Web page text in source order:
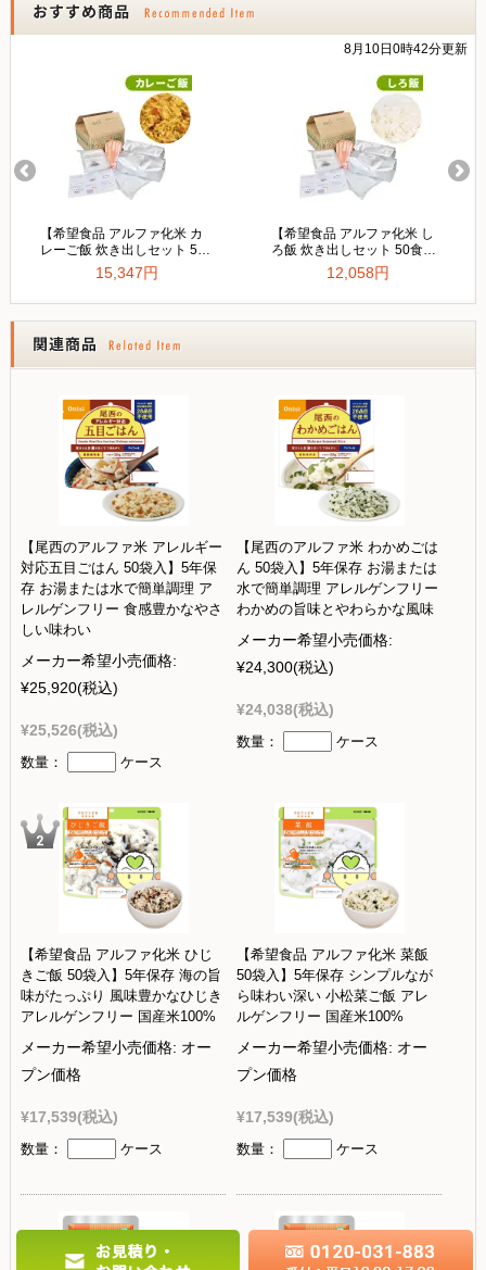
【尾西のアルファ米 アレルギー
対応五目ごはん 50袋入】5年保
存 お湯または水で簡単調理 ア
レルゲンフリー 食感豊かなやさ
しい味わい
メーカー希望小売価格:
¥25,920(税込)
¥25,526(税込)
数量： ケース
【尾西のアルファ米 わかめごは
ん 50袋入】5年保存 お湯または
水で簡単調理 アレルゲンフリー
わかめの旨味とやわらかな風味
メーカー希望小売価格:
¥24,300(税込)
¥24,038(税込)
数量： ケース
【希望食品 アルファ化米 ひじ
きご飯 50袋入】5年保存 海の旨
味がたっぷり 風味豊かなひじき
アレルゲンフリー 国産米100%
メーカー希望小売価格: オー
プン価格
¥17,539(税込)
数量： ケース
【希望食品 アルファ化米 菜飯
50袋入】5年保存 シンプルなが
ら味わい深い 小松菜ご飯 アレ
ルゲンフリー 国産米100%
メーカー希望小売価格: オー
プン価格
¥17,539(税込)
数量： ケース